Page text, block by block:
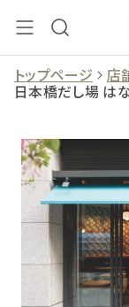
トップページ 店
日本橋だし場 は